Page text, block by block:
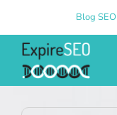
contenu
Blog SEO